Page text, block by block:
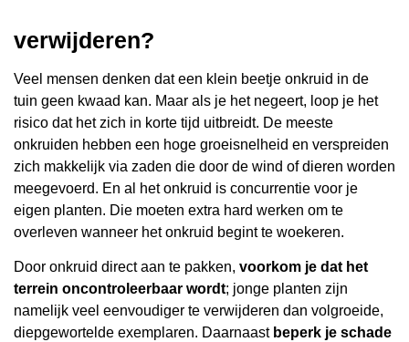
verwijderen?
Veel mensen denken dat een klein beetje onkruid in de
tuin geen kwaad kan. Maar als je het negeert, loop je het
risico dat het zich in korte tijd uitbreidt. De meeste
onkruiden hebben een hoge groeisnelheid en verspreiden
zich makkelijk via zaden die door de wind of dieren worden
meegevoerd. En al het onkruid is concurrentie voor je
eigen planten. Die moeten extra hard werken om te
overleven wanneer het onkruid begint te woekeren.
Door onkruid direct aan te pakken, voorkom je dat het
terrein oncontroleerbaar wordt; jonge planten zijn
namelijk veel eenvoudiger te verwijderen dan volgroeide,
diepgewortelde exemplaren. Daarnaast beperk je schade